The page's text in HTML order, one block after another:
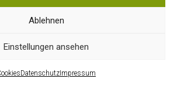
Ablehnen
Einstellungen ansehen
Datenschutz Impressum